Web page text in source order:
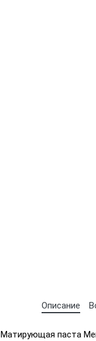
Описание
Матирующая паста